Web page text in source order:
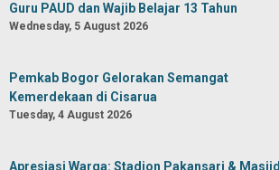
Guru PAUD dan Wajib Belajar 13 Tahun
Wednesday, 5 August 2026
Pemkab Bogor Gelorakan Semangat
Kemerdekaan di Cisarua
Tuesday, 4 August 2026
Apresiasi Warga: Stadion Pakansari & Masjid